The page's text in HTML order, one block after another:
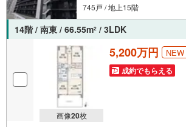
745戸 / 地上15階
14階 / 南東 / 66.55m2 / 3LDK
画像20枚
5,200万円 NEW
成約でもらえる